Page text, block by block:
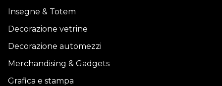
Insegne & Totem
Decorazione vetrine
Decorazione automezzi
Merchandising & Gadgets
Grafica e stampa